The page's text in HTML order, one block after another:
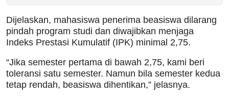
Dijelaskan, mahasiswa penerima beasiswa dilarang
pindah program studi dan diwajibkan menjaga
Indeks Prestasi Kumulatif (IPK) minimal 2,75.
“Jika semester pertama di bawah 2,75, kami beri
toleransi satu semester. Namun bila semester kedua
tetap rendah, beasiswa dihentikan,” jelasnya.